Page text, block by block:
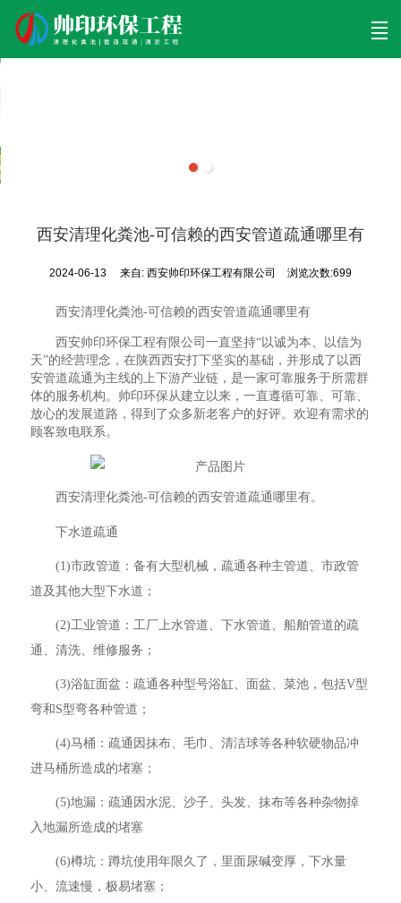
西安清理化粪池-可信赖的西安管道疏通哪里有
2024-06-13 来自:西安帅印环保工程有限公司 浏览次数:699
西安清理化粪池-可信赖的西安管道疏通哪里有
西安帅印环保工程有限公司一直坚持“以诚为本、以信为
天”的经营理念，在陕西西安打下坚实的基础，并形成了以西
安管道疏通为主线的上下游产业链，是一家可靠服务于所需群
体的服务机构。帅印环保从建立以来，一直遵循可靠、可靠、
放心的发展道路，得到了众多新老客户的好评。欢迎有需求的
顾客致电联系。
西安清理化粪池-可信赖的西安管道疏通哪里有。
下水道疏通
(1)市政管道：备有大型机械，疏通各种主管道、市政管
道及其他大型下水道；
(2)工业管道：工厂上水管道、下水管道、船舶管道的疏
通、清洗、维修服务；
(3)浴缸面盆：疏通各种型号浴缸、面盆、菜池，包括V型
弯和S型弯各种管道；
(4)马桶：疏通因抹布、毛巾、清洁球等各种软硬物品冲
进马桶所造成的堵塞；
(5)地漏：疏通因水泥、沙子、头发、抹布等各种杂物掉
入地漏所造成的堵塞
(6)樽坑：蹲坑使用年限久了，里面尿碱变厚，下水量
小、流速慢，极易堵塞；